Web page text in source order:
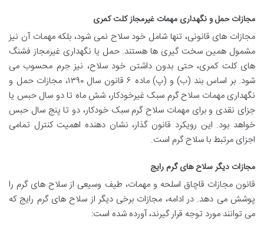
مجازات حمل و نگهداری مهمات غیرمجاز کلت کمری
مجازات های قانونی، تنها شامل خود سلاح نمی شود، بلکه مهمات آن نیز
مشمول همین سخت گیری ها هستند. حمل یا نگهداری غیرمجاز فشنگ
های کلت کمری، حتی بدون داشتن خود سلاح، نیز جرم محسوب می
شود. بر اساس بند (ب) و (پ) ماده ۶ قانون سال ۱۳۹۰، مجازات حمل و
نگهداری مهمات سلاح گرم سبک غیرخودکار، شش ماه تا دو سال حبس یا
جزای نقدی و برای مهمات سلاح گرم سبک خودکار، دو تا پنج سال حبس
خواهد بود. این رویکرد قانون گذار، نشان دهنده اهمیت کنترل تمامی
اجزای مرتبط با سلاح گرم است.
مجازات دیگر سلاح های گرم رایج
قانون مجازات قاچاق اسلحه و مهمات، طیف وسیعی از سلاح های گرم را
پوشش می دهد. در ادامه، مجازات برخی دیگر از سلاح های گرم رایج که
می توانند مورد توجه قرار گیرند، آورده شده است: